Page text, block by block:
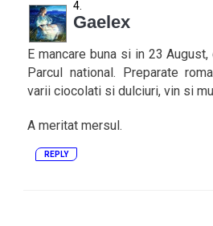
Gaelex
E mancare buna si in 23
Parcul national. Preparate
varii ciocolati si dulciuri, vin si
A meritat mersul.
REPLY